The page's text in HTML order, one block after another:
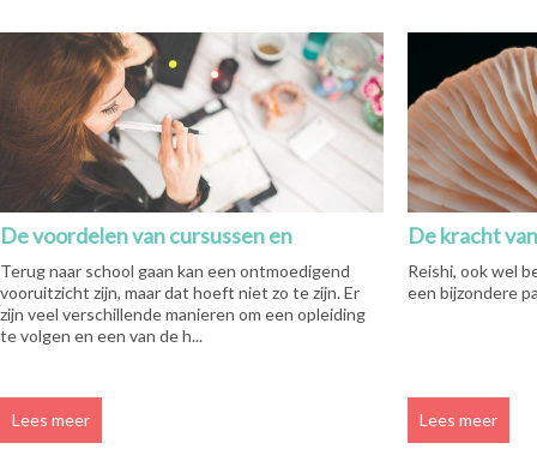
De voordelen van cursussen en
Terug naar school gaan kan een ontmoedigend
vooruitzicht zijn, maar dat hoeft niet zo te zijn. Er
zijn veel verschillende manieren om een ​​opleiding
te volgen en een van de h...
Lees meer
De kracht
Reishi, ook wel
een bijzondere
Lees meer